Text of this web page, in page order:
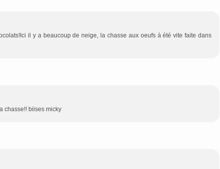
il y a beaucoup de neige, la chasse aux oeufs à été vite faite dans
chasse!! biises micky